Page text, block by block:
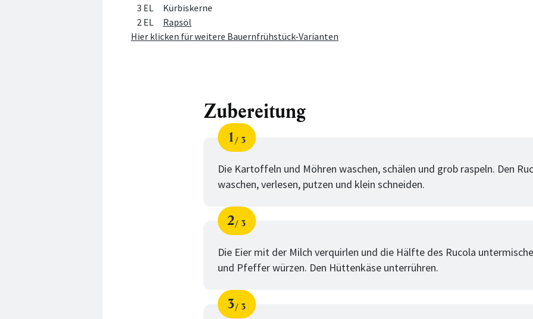
3 EL
Kürbiskerne
2 EL
Rapsöl
Hier klicken für weitere Bauernfrühstück-Varianten
Zubereitung
Schritt
1
von
3
Die Kartoffeln und Möhren waschen, schälen und grob raspeln. Den
waschen, verlesen, putzen und klein schneiden.
Schritt
2
von
3
Die Eier mit der Milch verquirlen und die Hälfte des Rucola
und Pfeffer würzen. Den Hüttenkäse unterrühren.
3 3